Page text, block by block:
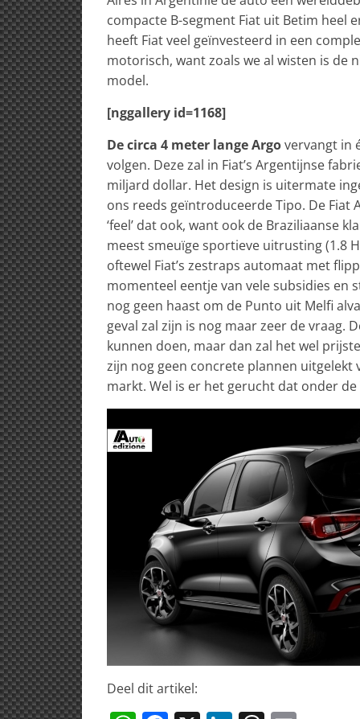
compacte B-segment Fiat uit Betim heel
heeft Fiat veel geïnvesteerd in een
motorisch, want zoals we al wisten is de
model.
[nggallery id=1168]
De circa 4 meter lange Argovervangt in
volgen. Deze zal in Fiat’s Argentijnse
miljard dollar. Het design is uitermate
ons reeds geïntroduceerde Tipo. De Fiat
‘feel’ dat ook, want ook de Braziliaanse
meest smeuïge sportieve uitrusting (1.8
oftewel Fiat’s zestraps automaat met
momenteel eentje van vele subsidies en
nog geen haast om de Punto uit Melfi
geval zal zijn is nog maar zeer de vraag.
kunnen doen, maar dan zal het wel
zijn nog geen concrete plannen
markt. Wel is er het gerucht dat onder
Deel dit artikel: